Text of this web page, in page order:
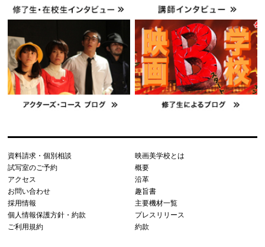
資料請求・個別相談
試写室のご予約
アクセス
お問い合わせ
採用情報
個人情報保護方針・約款
ご利用規約
映画美学校とは
概要
沿革
趣旨書
主要機材一覧
プレスリリース
約款